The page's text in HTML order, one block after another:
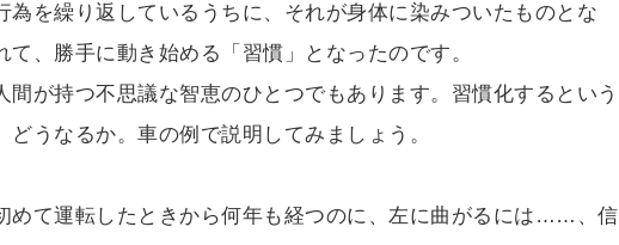
為を繰り返しているうちに、それが身体に染みついたものとな
て、勝手に動き始める「習慣」となったのです。
間が持つ不思議な智恵のひとつでもあります。習慣化するという
うなるか。車の例で説明してみましょう。
めて運転したときから何年も経つのに、左に曲がるには……、信